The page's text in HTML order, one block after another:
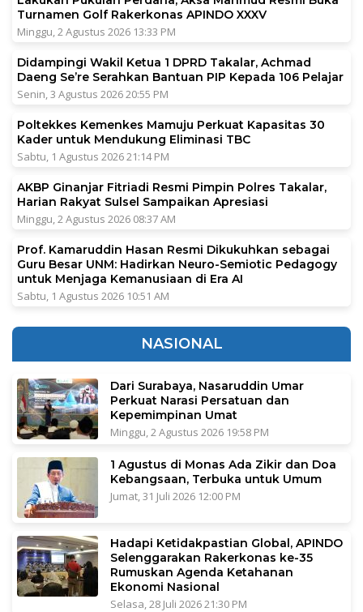
Turnamen Golf Rakerkonas APINDO XXXV
Minggu, 2 Agustus 2026 13:33 PM
Didampingi Wakil Ketua 1 DPRD Takalar, Achmad
Daeng Se’re Serahkan Bantuan PIP Kepada 106 Pelajar
Senin, 3 Agustus 2026 20:55 PM
Poltekkes Kemenkes Mamuju Perkuat Kapasitas 30
Kader untuk Mendukung Eliminasi TBC
Sabtu, 1 Agustus 2026 21:14 PM
AKBP Ginanjar Fitriadi Resmi Pimpin Polres Takalar,
Harian Rakyat Sulsel Sampaikan Apresiasi
Minggu, 2 Agustus 2026 08:37 AM
Prof. Kamaruddin Hasan Resmi Dikukuhkan sebagai
Guru Besar UNM: Hadirkan Neuro-Semiotic Pedagogy
untuk Menjaga Kemanusiaan di Era AI
Sabtu, 1 Agustus 2026 10:51 AM
NASIONAL
Dari Surabaya, Nasaruddin Umar
Perkuat Narasi Persatuan dan
Kepemimpinan Umat
Minggu, 2 Agustus 2026 19:58 PM
1 Agustus di Monas Ada Zikir dan Doa
Kebangsaan, Terbuka untuk Umum
Jumat, 31 Juli 2026 12:00 PM
Hadapi Ketidakpastian Global, APINDO
Selenggarakan Rakerkonas ke-35
Rumuskan Agenda Ketahanan
Ekonomi Nasional
Selasa, 28 Juli 2026 21:30 PM